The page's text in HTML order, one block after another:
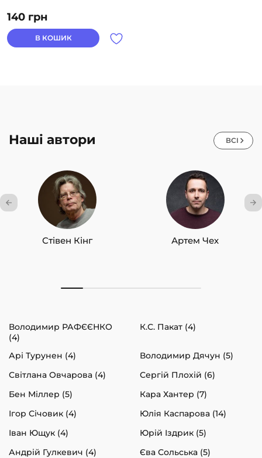
140 грн
В КОШИК
Наші автори ВСІ
Стівен Кінг Артем Чех
Володимир РАФЄЄНКО
(4)
К.С. Пакат (4)
Арі Турунен (4)
Володимир Дячун (5)
Світлана Овчарова (4)
Сергій Плохій (6)
Бен Міллер (5)
Кара Хантер (7)
Ігор Січовик (4)
Юлія Каспарова (14)
Іван Ющук (4)
Юрій Іздрик (5)
Андрій Гулкевич (4)
Єва Сольська (5)